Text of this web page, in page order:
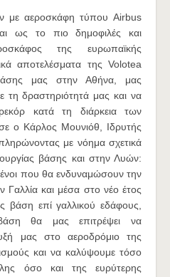
με αεροσκάφη τύπου Airbus
ως το πιο δημοφιλές και
της ευρωπαϊκής
αποτελέσματα της Volotea
μας στην Αθήνα, μας
τη δραστηριότητά μας και να
κατά τη διάρκεια των
ο Κάρλος Μουνιόθ, Ιδρυτής
με νόημα σχετικά
βάσης και στην Λυών:
που θα ενδυναμώσουν την
και μέσα στο νέο έτος
βάση επί γαλλικού εδάφους,
θα μας επιτρέψει να
μας στο αεροδρόμιο της
και να καλύψουμε τόσο
όσο και της ευρύτερης